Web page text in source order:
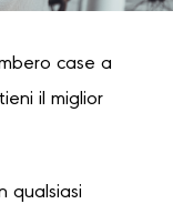
case a
il miglior
qualsiasi